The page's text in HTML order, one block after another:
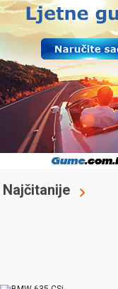
Najčitanije